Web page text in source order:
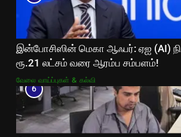
இன்போசிஸின் மெகா ஆஃபர்: ஏஐ (AI)
ரூ.21 லட்சம் வரை ஆரம்ப சம்பளம்!
வேலை வாய்ப்புகள் & கல்வி
6